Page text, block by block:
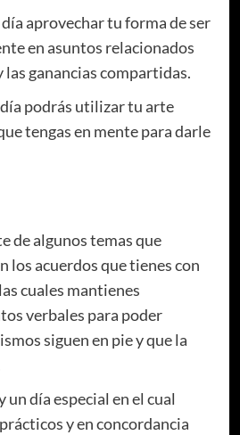
aprovechar tu forma de ser
en asuntos relacionados
las ganancias compartidas.
día podrás utilizar tu arte
tengas en mente para darle
de algunos temas que
los acuerdos que tienes con
cuales mantienes
verbales para poder
siguen en pie y que la
un día especial en el cual
y en concordancia